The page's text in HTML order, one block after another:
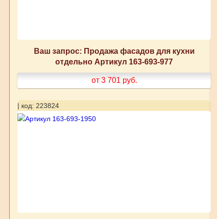
Ваш запрос: Продажа фасадов для кухни
отдельно Артикул 163-693-977
от 3 701 руб.
| код: 223824